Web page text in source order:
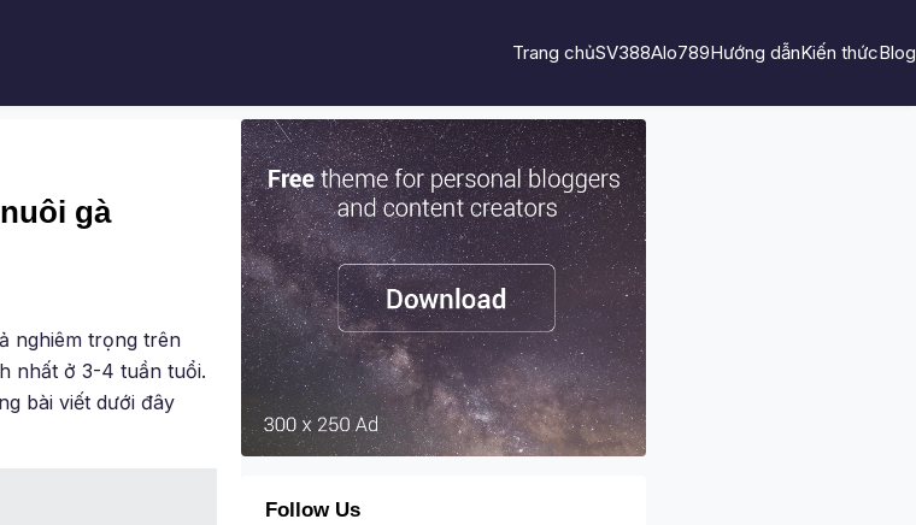
Trang chủSV388Alo789Hướng dẫnKiến thứcBlog
gà
nghiêm trọng trên
nhất ở 3-4 tuần tuổi.
bài viết dưới đây
Follow Us